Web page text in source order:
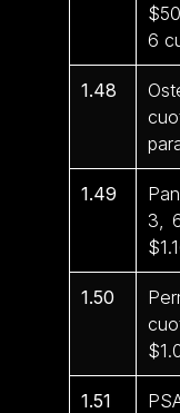
6
1.48
1.49
3,
1.50
1.51